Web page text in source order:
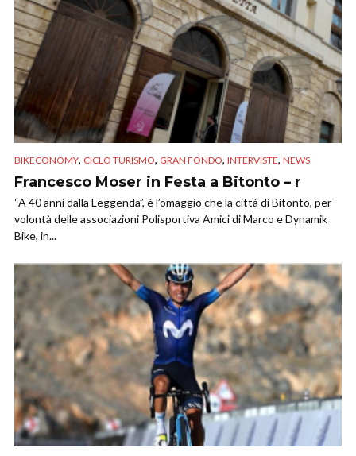
BIKECONOMY, CICLO TURISMO, GRAN FONDO, INTERVISTE, NEWS
Francesco Moser in Festa a Bitonto – r
“A 40 anni dalla Leggenda”, è l’omaggio che la città di Bitonto, per
volontà delle associazioni Polisportiva Amici di Marco e Dynamik
Bike, in...